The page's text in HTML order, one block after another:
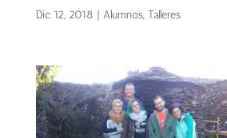
Dic 12, 2018 | Alumnos, Talleres